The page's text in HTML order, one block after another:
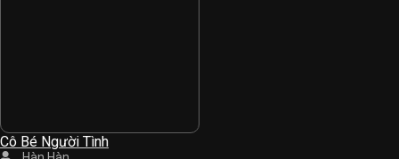
Cô Bé Người Tình